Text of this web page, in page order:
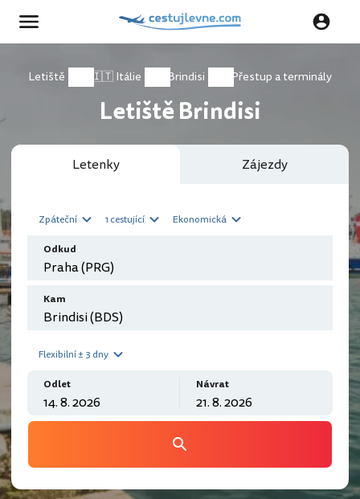
Letiště 🇮🇹 Itálie Brindisi Přestup a terminály
Letiště Brindisi
Letenky Zájezdy
Zpáteční 1 cestující Ekonomická
Odkud
Kam
Flexibilní ± 3 dny
Odlet Návrat